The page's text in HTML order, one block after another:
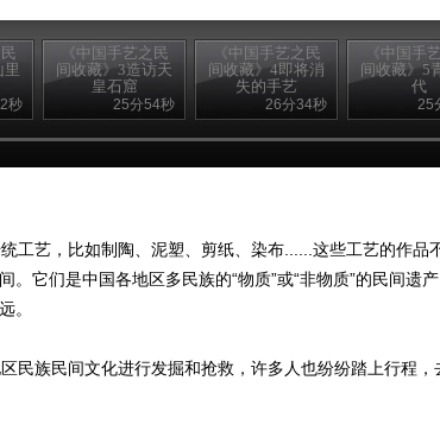
里
秒
《中国手艺之民
间收藏》3造访天
皇石窟
25分54秒
《中国手艺之民
间收藏》4即将消
失的手艺
26分34秒
《中国手
间收藏》5
代
25
工艺，比如制陶、泥塑、剪纸、染布......这些工艺的作品
它们是中国各地区多民族的“物质”或“非物质”的民间遗产
。
民族民间文化进行发掘和抢救，许多人也纷纷踏上行程，